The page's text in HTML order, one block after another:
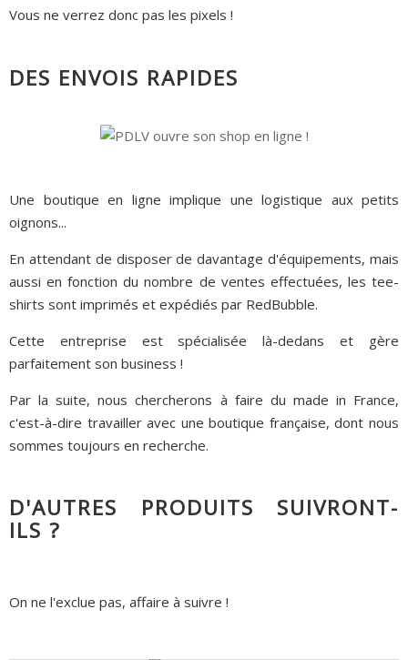
Vous ne verrez donc pas les pixels !
DES ENVOIS RAPIDES
Une boutique en ligne implique une logistique aux petits
oignons...
En attendant de disposer de davantage d'équipements, mais
aussi en fonction du nombre de ventes effectuées, les tee-
shirts sont imprimés et expédiés par RedBubble.
Cette entreprise est spécialisée là-dedans et gère
parfaitement son business !
Par la suite, nous chercherons à faire du made in France,
c'est-à-dire travailler avec une boutique française, dont nous
sommes toujours en recherche.
D'AUTRES PRODUITS SUIVRONT-
ILS ?
On ne l'exclue pas, affaire à suivre !